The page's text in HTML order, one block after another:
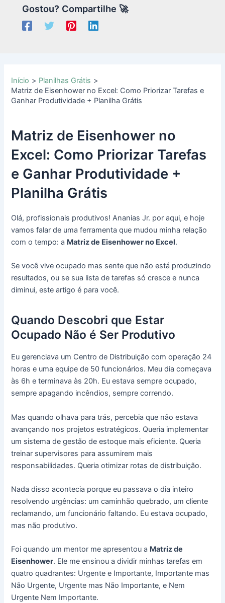
Gostou? Compartilhe 🚀
Início
Planilhas Grátis
Matriz de Eisenhower no Excel: Como Priorizar Tarefas e
Ganhar Produtividade + Planilha Grátis
Matriz de Eisenhower no
Excel: Como Priorizar Tarefas
e Ganhar Produtividade +
Planilha Grátis
Olá, profissionais produtivos! Ananias Jr. por aqui, e hoje
vamos falar de uma ferramenta que mudou minha relação
com o tempo: a Matriz de Eisenhower no Excel.
Se você vive ocupado mas sente que não está produzindo
resultados, ou se sua lista de tarefas só cresce e nunca
diminui, este artigo é para você.
Quando Descobri que Estar
Ocupado Não é Ser Produtivo
Eu gerenciava um Centro de Distribuição com operação 24
horas e uma equipe de 50 funcionários. Meu dia começava
às 6h e terminava às 20h. Eu estava sempre ocupado,
sempre apagando incêndios, sempre correndo.
Mas quando olhava para trás, percebia que não estava
avançando nos projetos estratégicos. Queria implementar
um sistema de gestão de estoque mais eficiente. Queria
treinar supervisores para assumirem mais
responsabilidades. Queria otimizar rotas de distribuição.
Nada disso acontecia porque eu passava o dia inteiro
resolvendo urgências: um caminhão quebrado, um cliente
reclamando, um funcionário faltando. Eu estava ocupado,
mas não produtivo.
Foi quando um mentor me apresentou a Matriz de
Eisenhower. Ele me ensinou a dividir minhas tarefas em
quatro quadrantes: Urgente e Importante, Importante mas
Não Urgente, Urgente mas Não Importante, e Nem
Urgente Nem Importante.